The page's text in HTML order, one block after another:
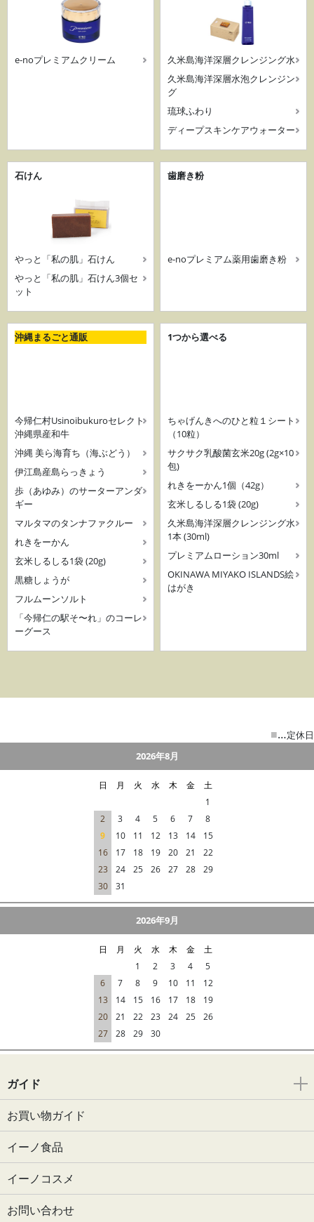
e-noプレミアムクリーム
久米島海洋深層クレンジング水
久米島海洋深層水泡クレンジン
グ
琉球ふわり
ディープスキンケアウォーター
石けん
やっと「私の肌」石けん
やっと「私の肌」石けん3個セ
ット
歯磨き粉
e-noプレミアム薬用歯磨き粉
沖縄まるごと通販
今帰仁村Usinoibukuroセレクト
沖縄県産和牛
沖縄 美ら海育ち（海ぶどう）
伊江島産島らっきょう
歩（あゆみ）のサーターアンダ
ギー
マルタマのタンナファクルー
れきをーかん
玄米しるしる1袋 (20g)
黒糖しょうが
フルムーンソルト
「今帰仁の駅そ〜れ」のコーレ
ーグース
1つから選べる
ちゃげんきへのひと粒１シート
（10粒）
サクサク乳酸菌玄米20g (2g×10
包)
れきをーかん1個（42g）
玄米しるしる1袋 (20g)
久米島海洋深層クレンジング水
1本 (30ml)
プレミアムローション30ml
OKINAWA MIYAKO ISLANDS絵
はがき
■…定休日
2026年8月
日 月 火 水 木 金
土
1
2
3 4 5 6 7
8
9
10 11 12 13 14
15
16
17 18 19 20 21
22
23
24 25 26 27 28
29
30
31
2026年9月
日 月 火 水 木 金
土
1
2 3 4
5
6
7 8 9 10 11
12
13
14 15 16 17 18
19
20
21 22 23 24 25
26
27
28 29 30
ガイド
お買い物ガイド
イーノ食品
イーノコスメ
お問い合わせ